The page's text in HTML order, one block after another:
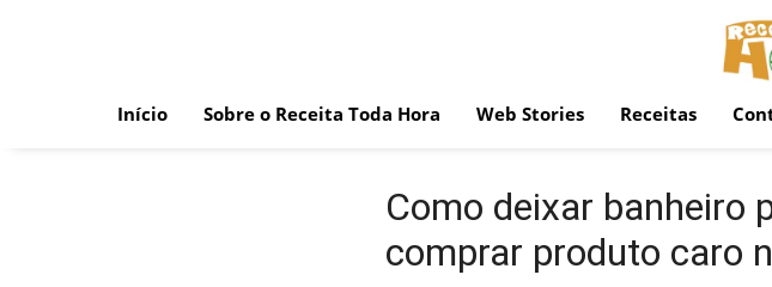
Início Sobre o Receita Toda Hora Web Stories Receitas
Como deixar banheiro
comprar produto caro